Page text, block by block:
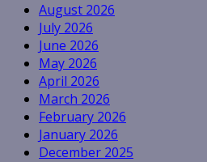
August 2026
July 2026
June 2026
May 2026
April 2026
March 2026
February 2026
January 2026
December 2025